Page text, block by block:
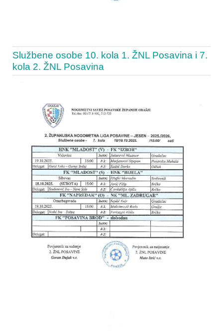
Službene osobe 10. kola 1. ŽNL Posavina i 7.
kola 2. ŽNL Posavina